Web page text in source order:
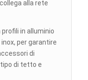
alla rete
in alluminio
per garantire
di
di tetto e